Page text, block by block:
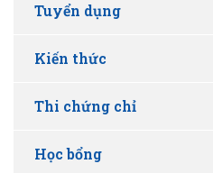
Tuyển dụng
Kiến thức
Thi chứng chỉ
Học bổng